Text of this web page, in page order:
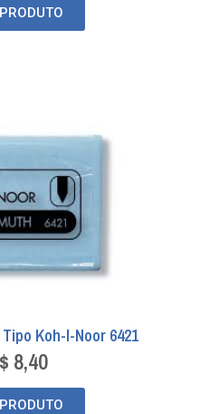
Koh-I-Noor 6421
8,40